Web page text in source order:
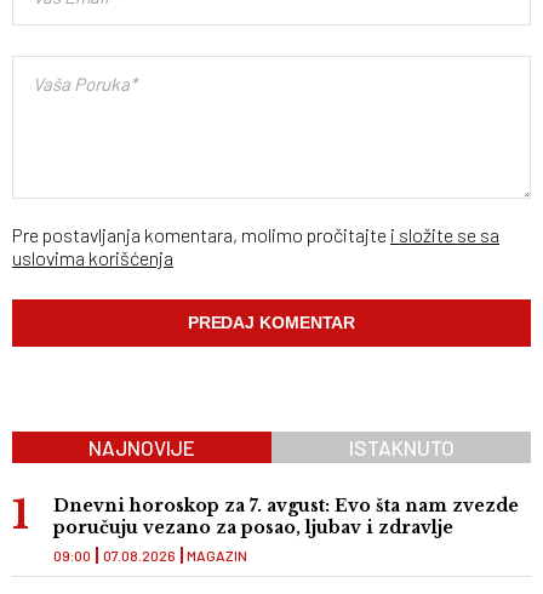
Pre postavljanja komentara, molimo pročitajte i složite se sa
uslovima korišćenja
NAJNOVIJE ISTAKNUTO
Dnevni horoskop za 7. avgust: Evo šta nam zvezde
poručuju vezano za posao, ljubav i zdravlje
MAGAZIN
09:00 07.08.2026